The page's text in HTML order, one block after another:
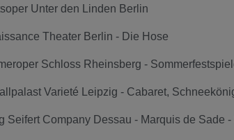
Unter den Linden Berlin
Theater Berlin - Die Hose
Schloss Rheinsberg -
Varieté Leipzig - Cabaret,
Seifert Company Dessau - Marquis de Sade -